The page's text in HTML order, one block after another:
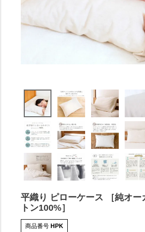
平織り ピローケース ［純オー
トン100%］
商品番号 HPK